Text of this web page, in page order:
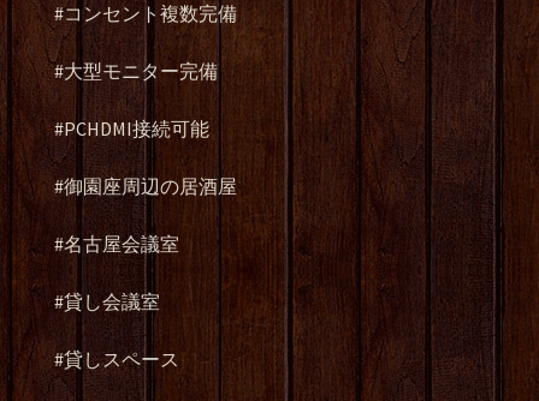
#コンセント複数完備
#大型モニター完備
#PCHDMI接続可能
#御園座周辺の居酒屋
#名古屋会議室
#貸し会議室
#貸しスペース